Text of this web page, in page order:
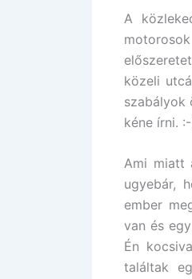
A
közeli
szabályok
kéne írni.
Ami miatt
ugyebár,
ember
van és
Én
találtak